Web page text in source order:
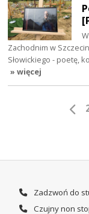
Zachodnim w
Słowickiego - poetę,
» więcej
Zadzwoń do
Czujny non